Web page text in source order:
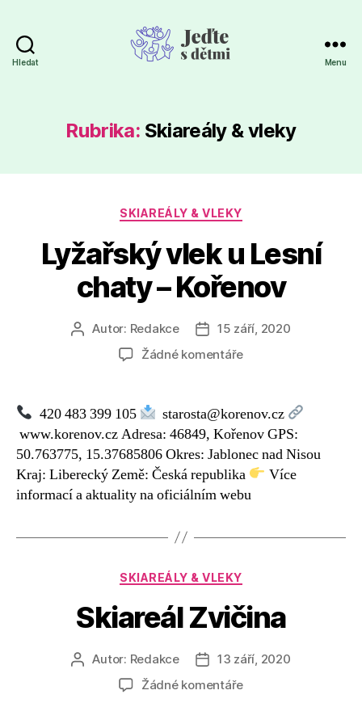
Hledat Menu
Rubrika: Skiareály & vleky
Rubriky
SKIAREÁLY & VLEKY
Lyžařský vlek u Lesní
chaty – Kořenov
Autor
příspěvku
Autor: Redakce
Datum
příspěvku
15 září, 2020
Žádné komentářeu
Lyžařský
vlek
u
Lesní
chaty
420 483 399 105
starosta@korenov.cz
www.korenov.cz Adresa: 46849, Kořenov GPS:
50.763775, 15.37685806 Okres: Jablonec nad Nisou
Kraj: Liberecký Země: Česká republika
Více
informací a aktuality na oficiálním webu
Rubriky
SKIAREÁLY & VLEKY
Skiareál Zvičina
Autor
příspěvku
Autor: Redakce
Datum
příspěvku
13 září, 2020
Žádné komentářeu